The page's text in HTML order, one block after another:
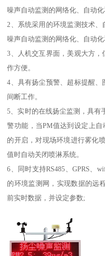
噪声自动监测的网络化、自动化
2、系统采用的环境监测技术
噪声自动监测的网络化、自动化
3、人机交互界面，美观大方
作方便。
4、具有扬尘预警、超标提醒
间断工作。
5、实时的在线扬尘监测，具有
警功能，当PM值达到设定上
的开启，对现场环境进行雾化
值时自动关闭喷淋系统。
6、同时支持RS485、GPRS、
的环境监测网，实现数据的远
前实时数据，并设定参数;